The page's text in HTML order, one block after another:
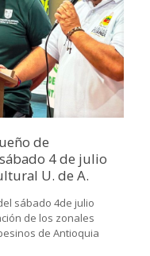
de
4 de julio
U. de A.
sábado 4de julio
de los zonales
de Antioquia